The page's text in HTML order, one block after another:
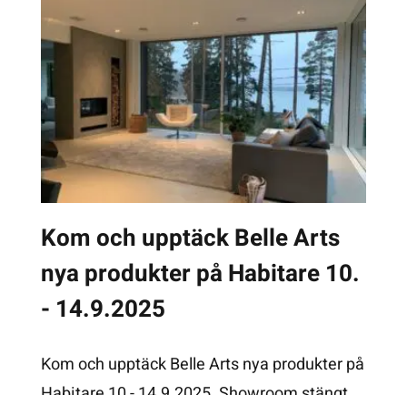
Kom och upptäck Belle Arts
nya produkter på Habitare 10.
- 14.9.2025
Kom och upptäck Belle Arts nya produkter på